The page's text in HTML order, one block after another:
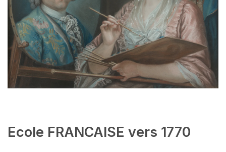
Ecole FRANCAISE vers 1770